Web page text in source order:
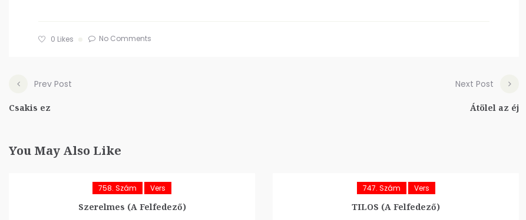
0 Likes No Comments
Prev Post
Csakis ez
Next Post
Átölel az éj
You May Also Like
758. Szám Vers
Szerelmes (A Felfedező)
747. Szám Vers
TILOS (A Felfedező)